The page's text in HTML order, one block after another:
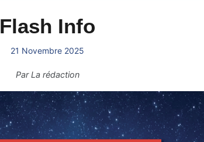
Flash Info
21 Novembre 2025
ParLa rédaction